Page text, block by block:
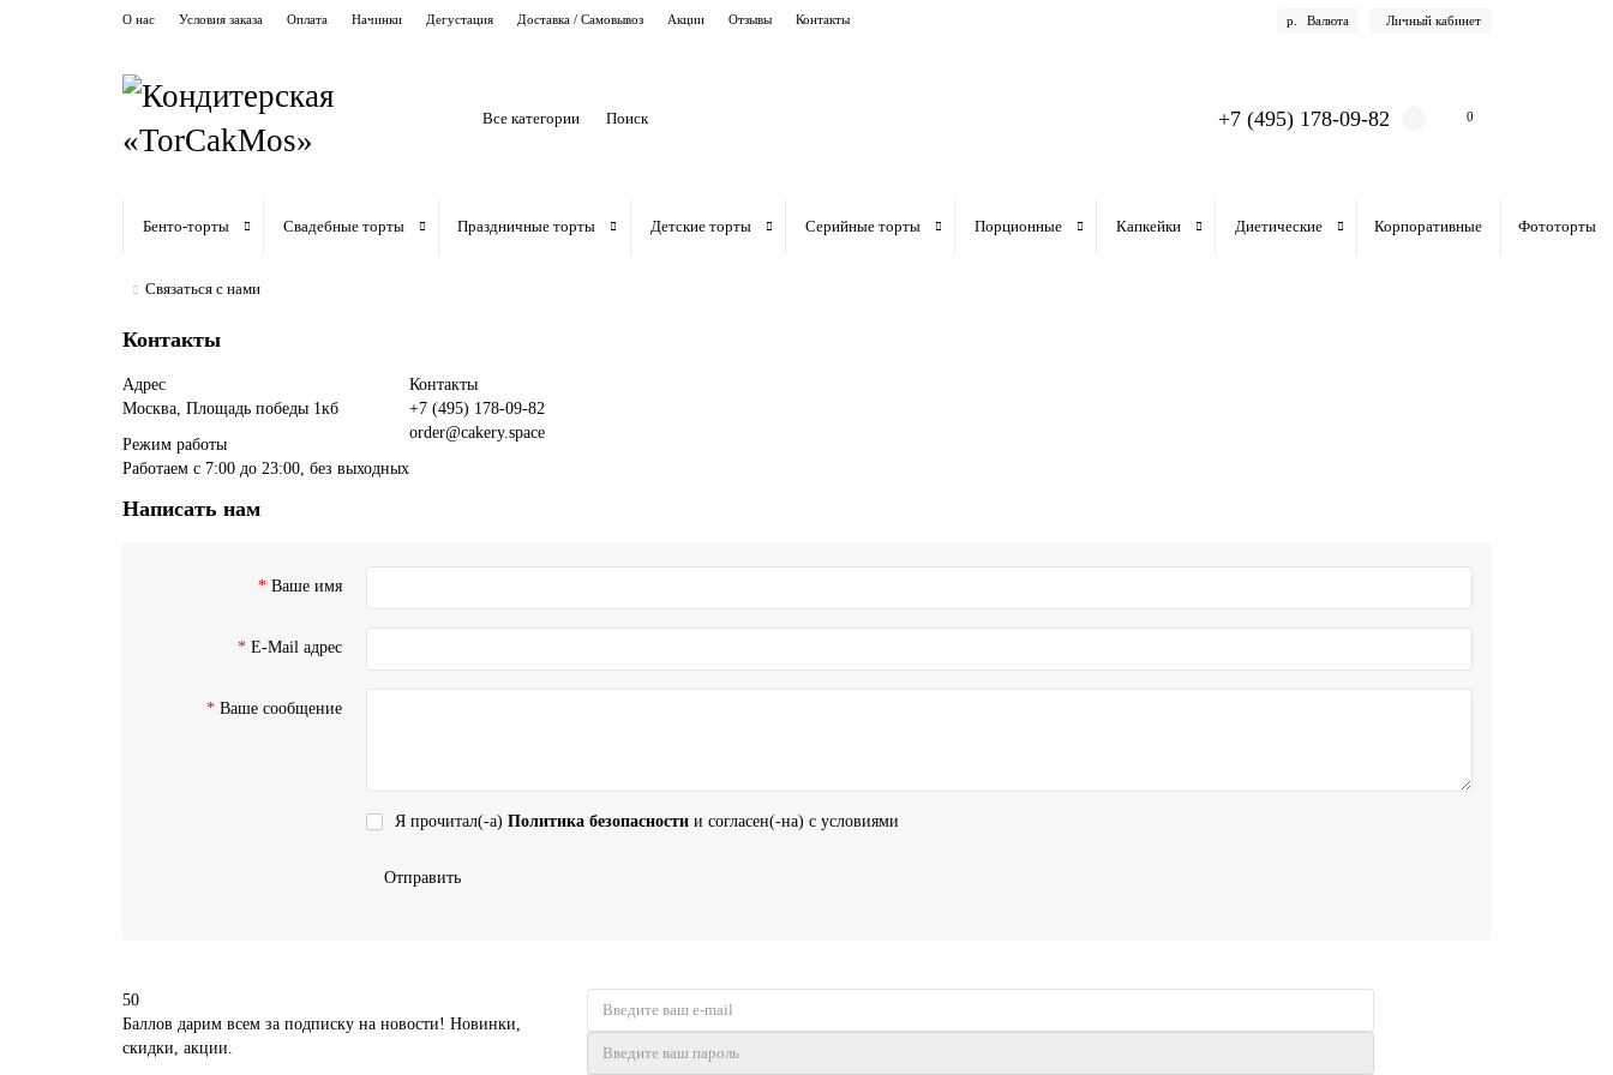
О нас Условия заказа Оплата Начинки Дегустация Доставка / Самовывоз Акции Отзывы Контакты р. Валюта Личный кабинет
Все категории +7 (495) 178-09-82 0
Бенто-торты Свадебные торты Праздничные торты Детские торты Серийные торты Порционные Капкейки Диетические Корпоративные Фототорты
Связаться с нами
Контакты
Адрес
Москва, Площадь победы 1кб
Режим работы
Работаем с 7:00 до 23:00, без выходных
Контакты
+7 (495) 178-09-82
order@cakery.space
Написать нам
Ваше имя
E-Mail адрес
Ваше сообщение
Я прочитал(-а)Политика безопасности и согласен(-на) с условиями
Отправить
50
Баллов дарим всем за подписку на новости! Новинки,
скидки, акции.